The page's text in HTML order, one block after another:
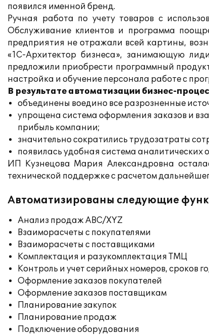
появился именной бренд.
Ручная работа по учету товаров с
Обслуживание клиентов и программа
предприятия не отражали всей картины,
«1С-Архитектор бизнеса», занимающую
предложили приобрести программный
настройка и обучение персонала работе с
В результате автоматизации бизнес-
объединены воедино все разрозненные
упрощена система оформления заказов и
прибыль компании;
значительно сократились трудозатраты
появилась удобная система аналитических
ИП Кузнецова Мария Александровна
технической поддержке с расчетом
Автоматизированы следующие
Анализ продаж ABC/XYZ
Взаиморасчеты с покупателями
Взаиморасчеты с поставщиками
Комплектация и разукомплектация ТМЦ
Контроль и учет серийных номеров, сроков
Оформление заказов покупателей
Оформление заказов поставщикам
Планирование закупок
Планирование продаж
Подключение оборудования